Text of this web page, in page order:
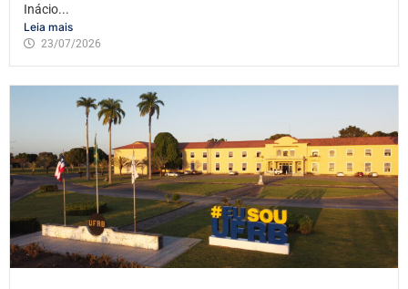
Inácio...
Leia mais
23/07/2026